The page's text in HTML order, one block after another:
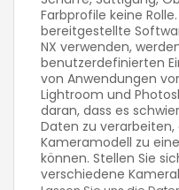
Farbprofile keine
bereitgestellte
NX verwenden,
benutzerdefinierten
von Anwendungen
Lightroom und
daran, dass es
Daten zu
Kameramodell zu
können. Stellen Sie
verschiedene